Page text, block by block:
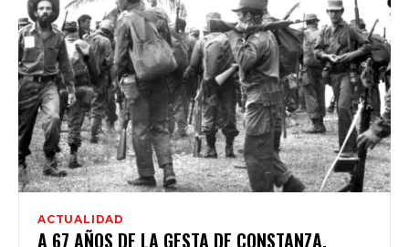
ACTUALIDAD
A 67 AÑOS DE LA GESTA DE CONSTANZA,